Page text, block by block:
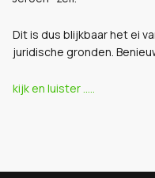
Dit is dus blijkbaar het ei
juridische gronden.
kijk en luister .....